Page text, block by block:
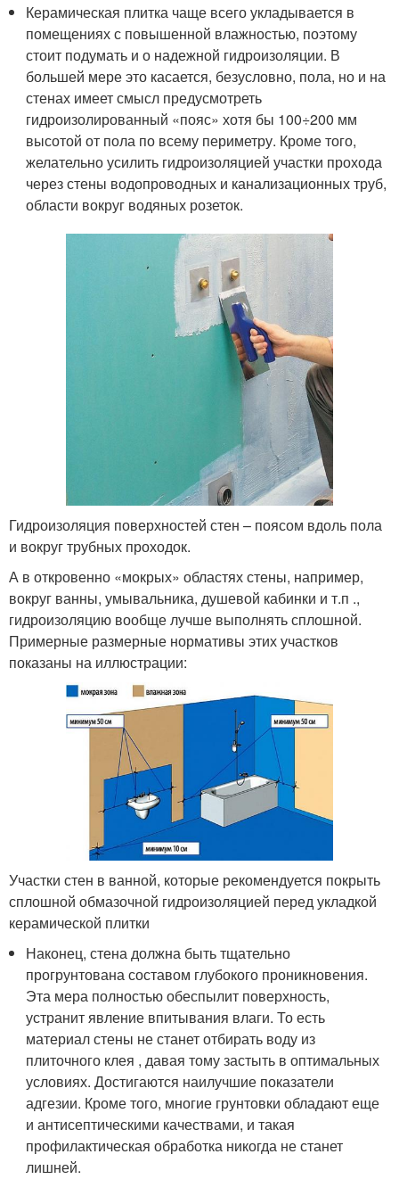
Керамическая плитка чаще всего укладывается в
помещениях с повышенной влажностью, поэтому
стоит подумать и о надежной гидроизоляции. В
большей мере это касается, безусловно, пола, но и на
стенах имеет смысл предусмотреть
гидроизолированный «пояс» хотя бы 100÷200 мм
высотой от пола по всему периметру. Кроме того,
желательно усилить гидроизоляцией участки прохода
через стены водопроводных и канализационных труб,
области вокруг водяных розеток.
Гидроизоляция поверхностей стен – поясом вдоль пола
и вокруг трубных проходок.
А в откровенно «мокрых» областях стены, например,
вокруг ванны, умывальника, душевой кабинки и т.п .,
гидроизоляцию вообще лучше выполнять сплошной.
Примерные размерные нормативы этих участков
показаны на иллюстрации:
Участки стен в ванной, которые рекомендуется покрыть
сплошной обмазочной гидроизоляцией перед укладкой
керамической плитки
Наконец, стена должна быть тщательно
прогрунтована составом глубокого проникновения.
Эта мера полностью обеспылит поверхность,
устранит явление впитывания влаги. То есть
материал стены не станет отбирать воду из
плиточного клея , давая тому застыть в оптимальных
условиях. Достигаются наилучшие показатели
адгезии. Кроме того, многие грунтовки обладают еще
и антисептическими качествами, и такая
профилактическая обработка никогда не станет
лишней.